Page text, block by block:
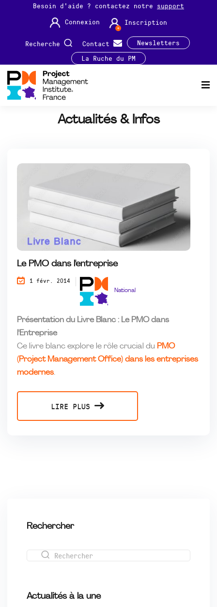
Besoin d'aide ? contactez notre support
Connexion
Inscription
Recherche Contact
Newsletters
La Ruche du PM
Actualités & Infos
Le PMO dans l'entreprise
1 févr. 2014
National
Présentation du Livre Blanc : Le PMO dans
l'Entreprise
Ce livre blanc explore le rôle crucial du PMO
(Project Management Office) dans les entreprises
modernes.
LIRE PLUS
Rechercher
Actualités à la une